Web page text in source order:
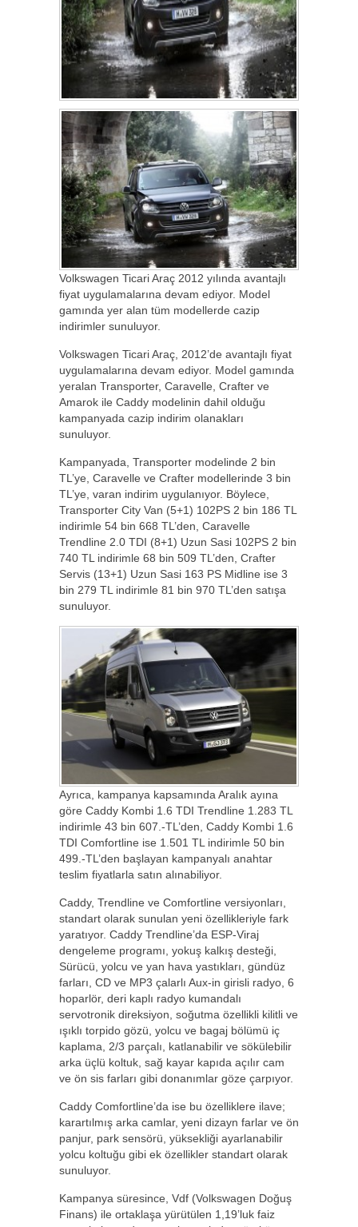
Volkswagen Ticari Araç 2012 yılında avantajlı
fiyat uygulamalarına devam ediyor. Model
gamında yer alan tüm modellerde cazip
indirimler sunuluyor.
Volkswagen Ticari Araç, 2012’de avantajlı fiyat
uygulamalarına devam ediyor. Model gamında
yeralan Transporter, Caravelle, Crafter ve
Amarok ile Caddy modelinin dahil olduğu
kampanyada cazip indirim olanakları
sunuluyor.
Kampanyada, Transporter modelinde 2 bin
TL’ye, Caravelle ve Crafter modellerinde 3 bin
TL’ye, varan indirim uygulanıyor. Böylece,
Transporter City Van (5+1) 102PS 2 bin 186 TL
indirimle 54 bin 668 TL’den, Caravelle
Trendline 2.0 TDI (8+1) Uzun Sasi 102PS 2 bin
740 TL indirimle 68 bin 509 TL’den, Crafter
Servis (13+1) Uzun Sasi 163 PS Midline ise 3
bin 279 TL indirimle 81 bin 970 TL’den satışa
sunuluyor.
Ayrıca, kampanya kapsamında Aralık ayına
göre Caddy Kombi 1.6 TDI Trendline 1.283 TL
indirimle 43 bin 607.-TL’den, Caddy Kombi 1.6
TDI Comfortline ise 1.501 TL indirimle 50 bin
499.-TL’den başlayan kampanyalı anahtar
teslim fiyatlarla satın alınabiliyor.
Caddy, Trendline ve Comfortline versiyonları,
standart olarak sunulan yeni özellikleriyle fark
yaratıyor. Caddy Trendline’da ESP-Viraj
dengeleme programı, yokuş kalkış desteği,
Sürücü, yolcu ve yan hava yastıkları, gündüz
farları, CD ve MP3 çalarlı Aux-in girisli radyo, 6
hoparlör, deri kaplı radyo kumandalı
servotronik direksiyon, soğutma özellikli kilitli ve
ışıklı torpido gözü, yolcu ve bagaj bölümü iç
kaplama, 2/3 parçalı, katlanabilir ve sökülebilir
arka üçlü koltuk, sağ kayar kapıda açılır cam
ve ön sis farları gibi donanımlar göze çarpıyor.
Caddy Comfortline’da ise bu özelliklere ilave;
karartılmış arka camlar, yeni dizayn farlar ve ön
panjur, park sensörü, yüksekliği ayarlanabilir
yolcu koltuğu gibi ek özellikler standart olarak
sunuluyor.
Kampanya süresince, Vdf (Volkswagen Doğuş
Finans) ile ortaklaşa yürütülen 1,19’luk faiz